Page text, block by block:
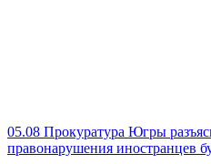
05.08 Прокуратура Югры
правонарушения иностранцев